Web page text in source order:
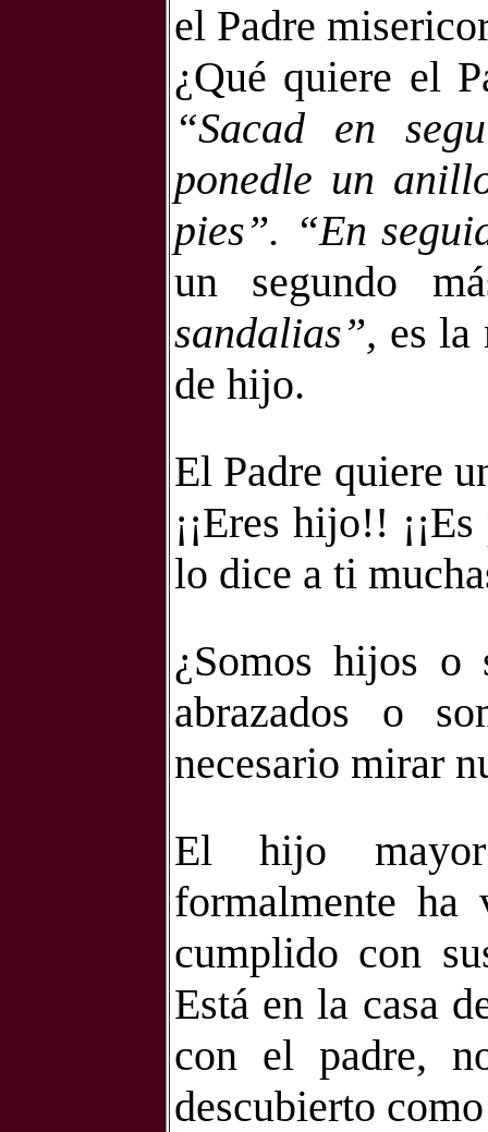
el Padre
¿Qué quiere el
“Sacad en
ponedle un
pies”. “En
un segundo
sandalias”, es la
de hijo.
El Padre quiere
¡¡Eres hijo!!
lo dice a ti
¿Somos hijos o
abrazados o
necesario mirar
El hijo
formalmente
cumplido con
Está en la casa
con el padre,
descubierto